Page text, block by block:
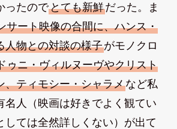
ったのでとても新鮮だった。ま
サート映像の合間に、ハンス・
人物との対談の様子がモノクロ
ゥニ・ヴィルヌーヴやクリスト
、ティモシー・シャラメなど私
名人（映画は好きでよく観てい
しては全然詳しくない）が出て